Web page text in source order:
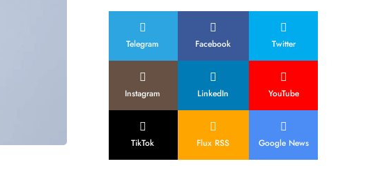
Telegram Facebook Twitter
Instagram LinkedIn YouTube
TikTok Flux RSS Google News